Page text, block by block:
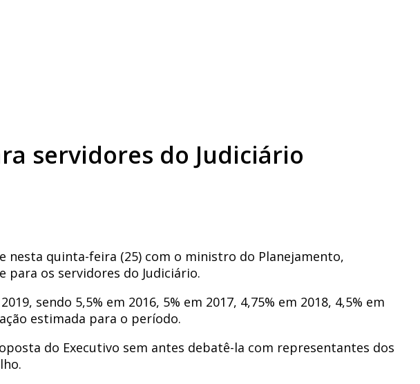
servidores do Judiciário
nesta quinta-feira (25) com o ministro do Planejamento,
para os servidores do Judiciário.
sendo 5,5% em 2016, 5% em 2017, 4,75% em 2018, 4,5% em
estimada para o período.
do Executivo sem antes debatê-la com representantes dos